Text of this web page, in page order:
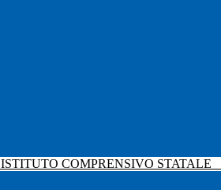
ISTITUTO COMPRENSIVO STATALE